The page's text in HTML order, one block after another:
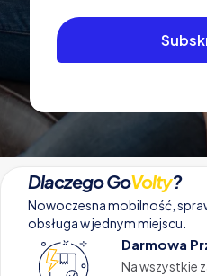
Dlaczego GoVolty?
Nowoczesna mobilność,
obsługa w jednym miejscu.
Darmowa
Na wszystkie